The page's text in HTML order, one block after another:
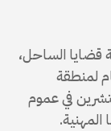
قضايا الساحل،
لمنطقة
في عموم